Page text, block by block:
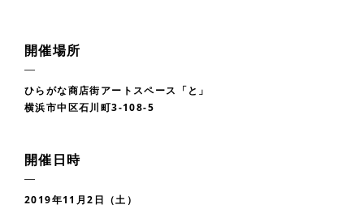
開催場所
ひらがな商店街アートスペース「と」
横浜市中区石川町3-108-5
開催日時
2019年11月2日（土）